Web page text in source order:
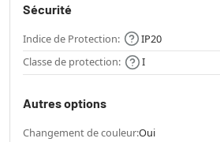
Sécurité
Indice de Protection:
IP20
Classe de protection:
I
Autres options
Changement de couleur:Oui